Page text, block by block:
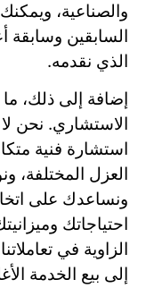
والصناعية، ويمكنك
السابقين وسابقة
الذي نقدمه.
إضافة إلى ذلك،
الاستشاري. نحن
استشارة فنية
العزل المختلفة،
ونساعدك على
احتياجاتك
الزاوية في
إلى بيع الخدمة